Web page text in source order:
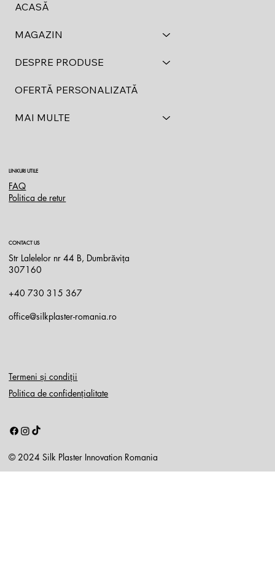
LINKURI UTILE
FAQ
Politica de retur
CONTACT US
Str Lalelelor nr 44 B, Dumbrăvița
307160
+40 730 315 367
office@silkplaster-romania.ro
Termeni și condiții
Politica de confidențialitate
© 2024 Silk Plaster Innovation Romania
ACASĂ
MAGAZIN
DESPRE PRODUSE
OFERTĂ PERSONALIZATĂ
MAI MULTE